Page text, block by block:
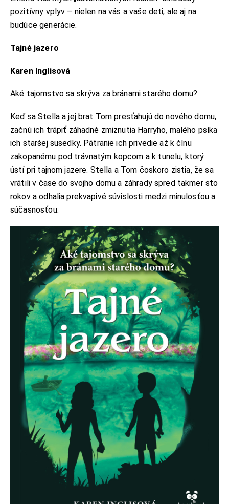
pozitívny vplyv – nielen na vás a vaše deti, ale aj na
budúce generácie.
Tajné jazero
Karen Inglisová
Aké tajomstvo sa skrýva za bránami starého domu?
Keď sa Stella a jej brat Tom presťahujú do nového domu,
začnú ich trápiť záhadné zmiznutia Harryho, malého psíka
ich staršej susedky. Pátranie ich privedie až k člnu
zakopanému pod trávnatým kopcom a k tunelu, ktorý
ústí pri tajnom jazere. Stella a Tom čoskoro zistia, že sa
vrátili v čase do svojho domu a záhrady spred takmer sto
rokov a odhalia prekvapivé súvislosti medzi minulosťou a
súčasnosťou.